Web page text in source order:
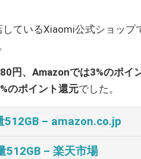
ているXiaomi公式ショップ
円、Amazonでは3%のポイ
のポイント還元でした。
512GB – amazon.co.jp
512GB – 楽天市場